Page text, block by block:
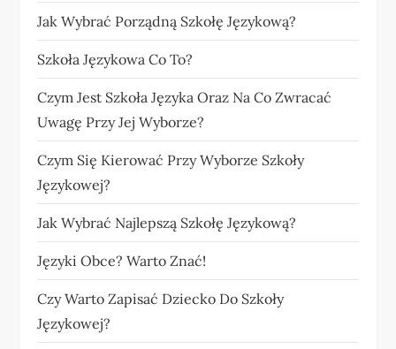
Jak Wybrać Porządną Szkołę Językową?
Szkoła Językowa Co To?
Czym Jest Szkoła Języka Oraz Na Co Zwracać
Uwagę Przy Jej Wyborze?
Czym Się Kierować Przy Wyborze Szkoły
Językowej?
Jak Wybrać Najlepszą Szkołę Językową?
Języki Obce? Warto Znać!
Czy Warto Zapisać Dziecko Do Szkoły
Językowej?